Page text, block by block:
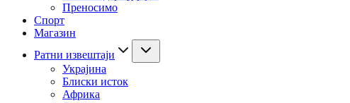
Преносимо
Спорт
Магазин
Ратни извештаји
Украјина
Блиски исток
Африка